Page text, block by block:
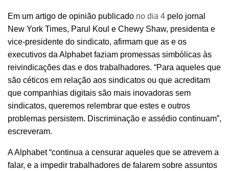
Em um artigo de opinião publicado no dia 4 pelo jornal
New York Times, Parul Koul e Chewy Shaw, presidenta e
vice-presidente do sindicato, afirmam que as e os
executivos da Alphabet faziam promessas simbólicas às
reivindicações das e dos trabalhadores. “Para aqueles que
são céticos em relação aos sindicatos ou que acreditam
que companhias digitais são mais inovadoras sem
sindicatos, queremos relembrar que estes e outros
problemas persistem. Discriminação e assédio continuam”,
escreveram.
A Alphabet “continua a censurar aqueles que se atrevem a
falar, e a impedir trabalhadores de falarem sobre assuntos